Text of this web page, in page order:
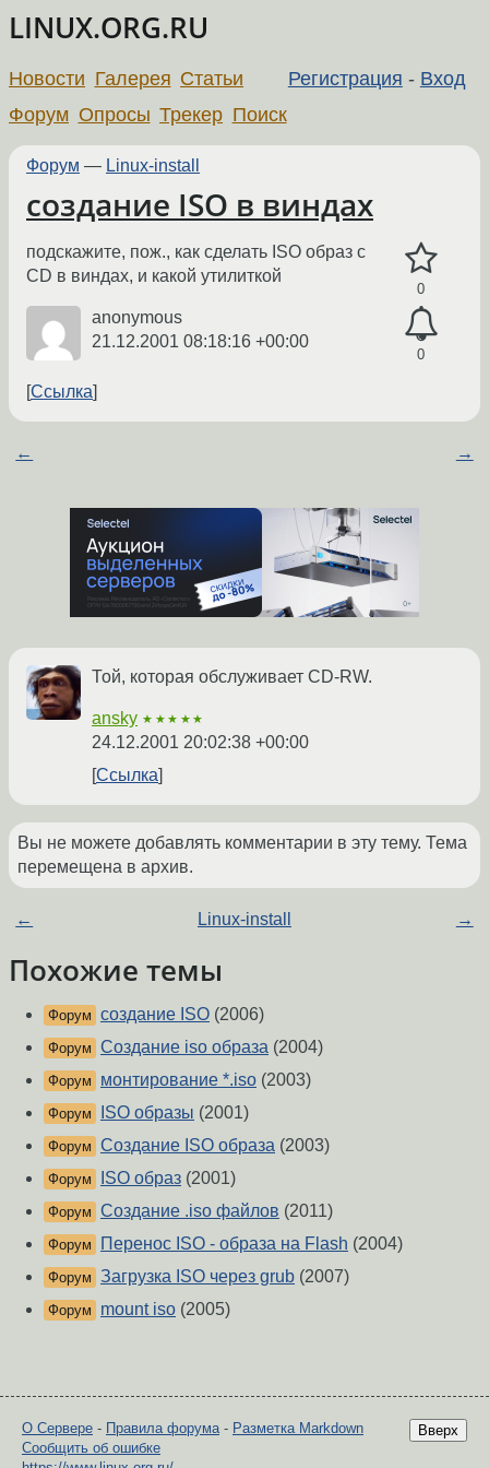
LINUX.ORG.RU
Регистрация - Вход
Новости Галерея Статьи
Форум Опросы Трекер Поиск
Форум — Linux-install
создание ISO в виндах
0
0
подскажите, пож., как сделать ISO образ с
CD в виндах, и какой утилиткой
anonymous
21.12.2001 08:18:16 +00:00
Ссылка
← →
Той, которая обслуживает CD-RW.
ansky ★★★★★
24.12.2001 20:02:38 +00:00
Ссылка
Вы не можете добавлять комментарии в эту тему. Тема
перемещена в архив.
← Linux-install →
Похожие темы
Форум создание ISO (2006)
Форум Создание iso образа (2004)
Форум монтирование *.iso (2003)
Форум ISO образы (2001)
Форум Создание ISO образа (2003)
Форум ISO образ (2001)
Форум Создание .iso файлов (2011)
Форум Перенос ISO - образа на Flash (2004)
Форум Загрузка ISO через grub (2007)
Форум mount iso (2005)
Вверх
О Сервере - Правила форума- Разметка Markdown
Сообщить об ошибке